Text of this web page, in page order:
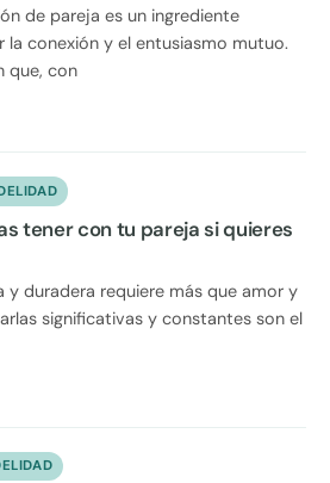
de pareja es un ingrediente
la conexión y el entusiasmo mutuo.
que, con
tener con tu pareja si quieres
y duradera requiere más que amor y
significativas y constantes son el